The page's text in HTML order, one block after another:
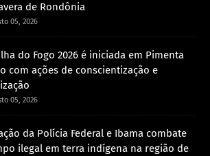
de Rondônia
05, 2026
do Fogo 2026 é iniciada em Pimenta
com ações de conscientização e
05, 2026
da Polícia Federal e Ibama combate
ilegal em terra indígena na região de